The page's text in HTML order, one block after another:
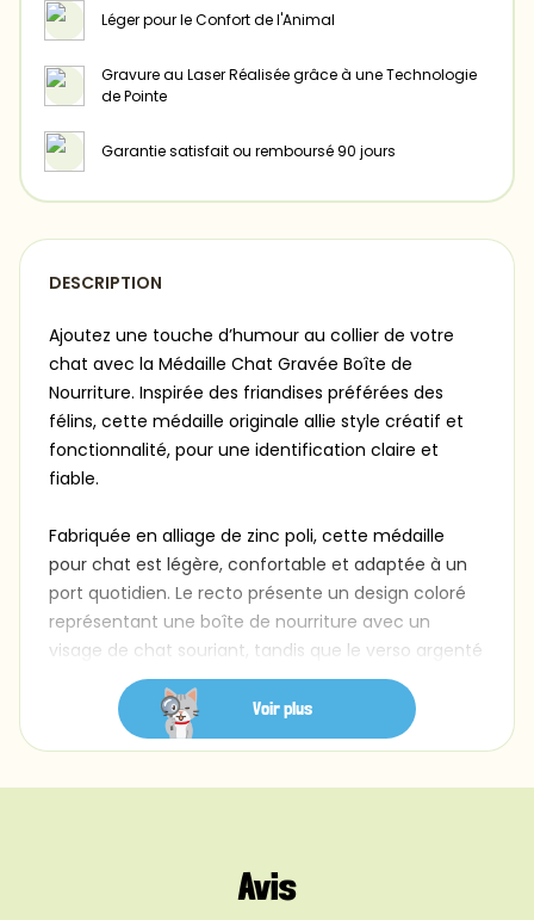
Léger pour le Confort de l'Animal
Gravure au Laser Réalisée grâce à une Technologie
de Pointe
Garantie satisfait ou remboursé 90 jours
DESCRIPTION
Ajoutez une touche d’humour au collier de votre
chat avec la Médaille Chat Gravée Boîte de
Nourriture. Inspirée des friandises préférées des
félins, cette médaille originale allie style créatif et
fonctionnalité, pour une identification claire et
fiable.
Fabriquée en alliage de zinc poli, cette médaille
pour chat est légère, confortable et adaptée à un
port quotidien. Le recto présente un design coloré
représentant une boîte de nourriture avec un
visage de chat souriant, tandis que le verso argenté
peut être personnalisé par gravure laser avec
jusqu’à trois lignes de texte (15 caractères
maximum par ligne). Idéal pour inscrire le prénom
adresse. La gravure est nette, contrastée et conçue
Un anneau de fixation argenté est fourni
gratuitement pour une attache rapide et sécurisée
Voir plus
Avis